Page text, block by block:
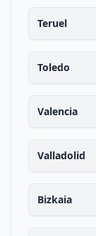
Teruel
Toledo
Valencia
Valladolid
Bizkaia